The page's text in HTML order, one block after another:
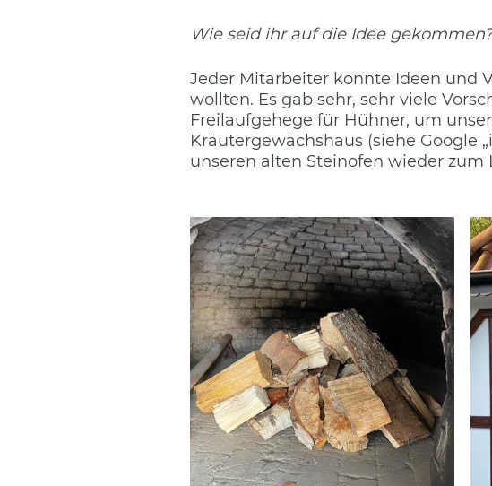
Wie seid ihr auf die Idee gekommen?
Jeder Mitarbeiter konnte Ideen und
wollten. Es gab sehr, sehr viele
Freilaufgehege für Hühner, um
Kräutergewächshaus (siehe Google
unseren alten Steinofen wieder